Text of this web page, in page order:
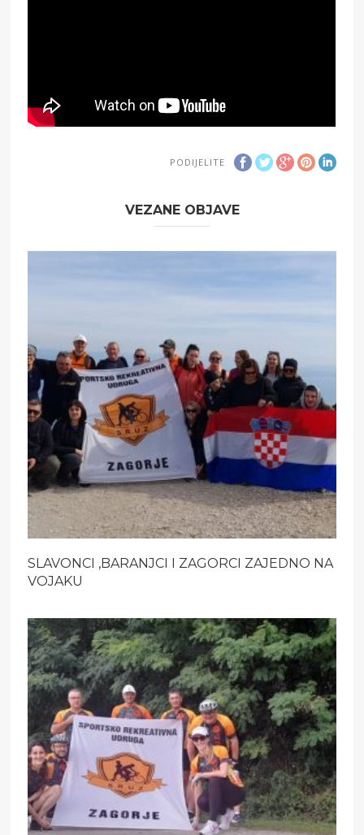
PODIJELITE
VEZANE OBJAVE
SLAVONCI ,BARANJCI I ZAGORCI ZAJEDNO NA
VOJAKU